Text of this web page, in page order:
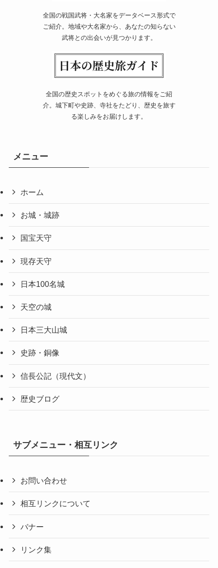
全国の戦国武将・大名家をデータベース形式で
ご紹介。地域や大名家から、あなたの知らない
武将との出会いが見つかります。
全国の歴史スポットをめぐる旅の情報をご紹
介。城下町や史跡、寺社をたどり、歴史を旅す
る楽しみをお届けします。
メニュー
ホーム
お城・城跡
国宝天守
現存天守
日本100名城
天空の城
日本三大山城
史跡・銅像
信長公記（現代文）
歴史ブログ
サブメニュー・相互リンク
お問い合わせ
相互リンクについて
バナー
リンク集